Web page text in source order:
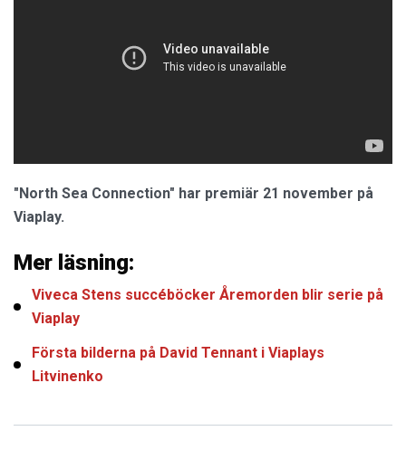
"North Sea Connection" har premiär 21 november på
Viaplay.
Mer läsning:
Viveca Stens succéböcker Åremorden blir serie på
Viaplay
Första bilderna på David Tennant i Viaplays
Litvinenko